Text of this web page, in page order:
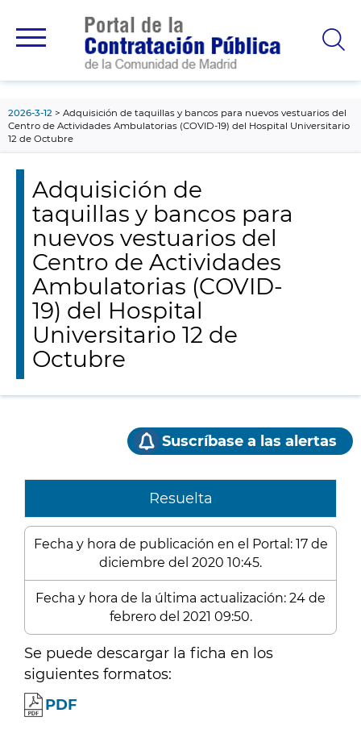
principal
2026-3-12
Adquisición de taquillas y bancos para nuevos vestuarios del
Centro de Actividades Ambulatorias (COVID-19) del Hospital Universitario
12 de Octubre
Adquisición de
taquillas y bancos para
nuevos vestuarios del
Centro de Actividades
Ambulatorias (COVID-
19) del Hospital
Universitario 12 de
Octubre
Suscríbase a las alertas
Resuelta
Fecha y hora de publicación en el Portal: 17 de
diciembre del 2020 10:45.
Fecha y hora de la última actualización: 24 de
febrero del 2021 09:50.
Se puede descargar la ficha en los
siguientes formatos:
PDF